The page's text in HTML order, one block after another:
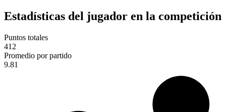
Estadísticas del jugador en la competición
Puntos totales
412
Promedio por partido
9.81